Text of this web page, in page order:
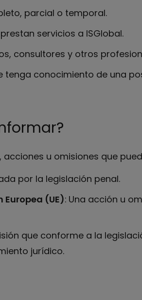
parcial o temporal.
servicios a ISGlobal.
consultores y otros
tenga conocimiento de una
u omisiones que
por la legislación penal.
(UE): Una acción u
que conforme a la
jurídico.